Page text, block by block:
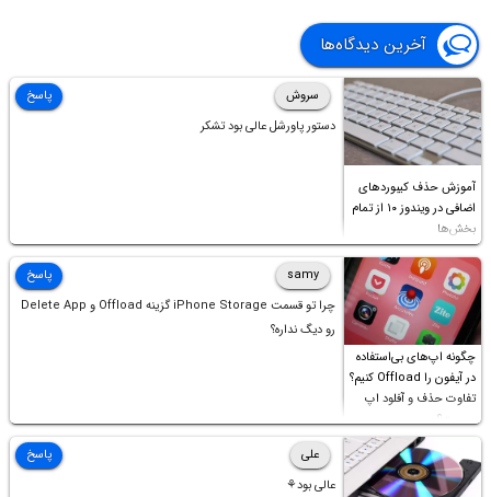
آخرین دیدگاه‌ها
آموزش حذف کیبوردهای
اضافی در ویندوز ۱۰ از تمام
بخش‌ها
سروش
دستور پاورشل عالی بود تشکر
پاسخ
چگونه اپ‌های بی‌استفاده
در آیفون را Offload کنیم؟
تفاوت حذف و آفلود اپ
چیست؟
samy
چرا تو قسمت iPhone Storage گزینه Offload و Delete App
رو دیگ نداره؟
پاسخ
علی
عالی بود⚘
پاسخ